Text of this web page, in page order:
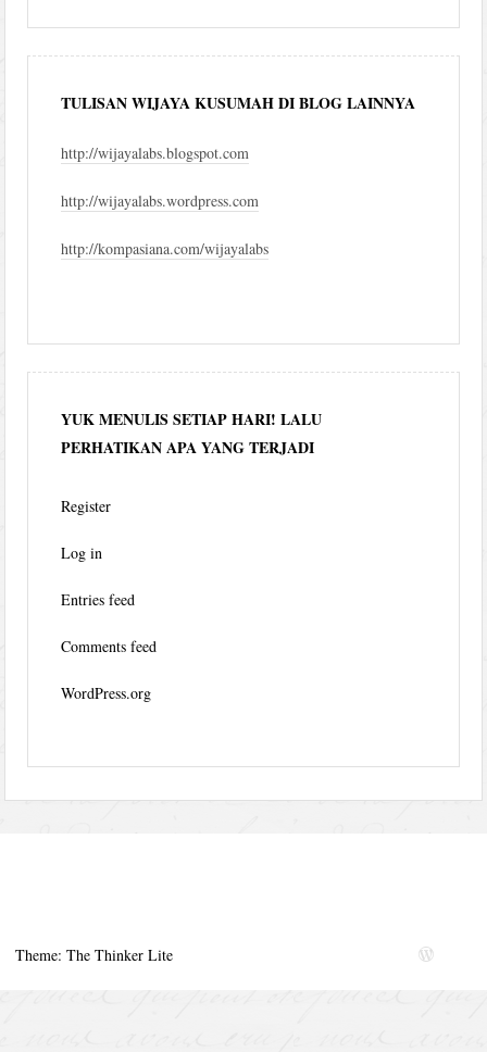
TULISAN WIJAYA KUSUMAH DI BLOG LAINNYA
http://wijayalabs.blogspot.com
http://wijayalabs.wordpress.com
http://kompasiana.com/wijayalabs
YUK MENULIS SETIAP HARI! LALU
PERHATIKAN APA YANG TERJADI
Register
Log in
Entries feed
Comments feed
WordPress.org
Theme: The Thinker Lite